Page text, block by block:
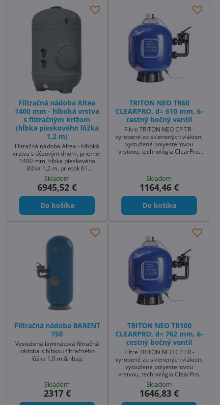
Filtračná nádoba Altea
1400 mm - hlboká vrstva
s filtračným krížom
(hĺbka pieskového lôžka
1,2 m)
Filtračná nádoba Altea - hlboká
vrstva s dýzovým dnom, priemer
1400 mm, hĺbka pieskového
lôžka 1,2 m, prietok 61
m3/hodinu.
Skladom
6945,52 €
Do košíka
TRITON NEO TR60
CLEARPRO, d= 610 mm, 6-
cestný bočný ventil
Filtre TRITON NEO CP TR -
vyrobené zo sklenených vlákien,
vystužené polyesterovou
vrstvou, technológia ClearPro,
Skladom
1164,46 €
Do košíka
Filtračná nádoba BARENT
750
Vystužená laminátová filtračná
nádoba s hĺbkou filtračného
lôžka 1,0 m.&nbsp;
Skladom
2317 €
TRITON NEO TR100
CLEARPRO, d= 762 mm, 6-
cestný bočný ventil
Filtre TRITON NEO CP TR -
vyrobené zo sklenených vlákien,
vystužené polyesterovou
vrstvou, technológia ClearPro,
bočný ventil, manometer
Skladom
1646,83 €